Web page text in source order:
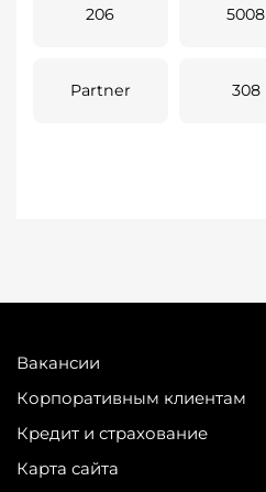
206 5008
Partner 308
Вакансии
Корпоративным клиентам
Кредит и страхование
Карта сайта